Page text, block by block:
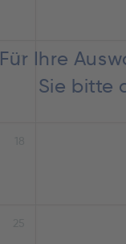
Für Ihre
Sie bitte
11